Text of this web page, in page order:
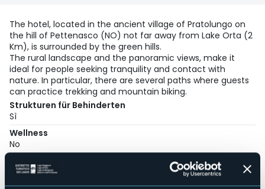
The hotel, located in the ancient village of Pratolungo on
the hill of Pettenasco (NO) not far away from Lake Orta (2
Km), is surrounded by the green hills.
The rural landscape and the panoramic views, make it
ideal for people seeking tranquility and contact with
nature. In particular, there are several paths where guests
can practice trekking and mountain biking.
Strukturen für Behinderten
Sì
Wellness
No
No